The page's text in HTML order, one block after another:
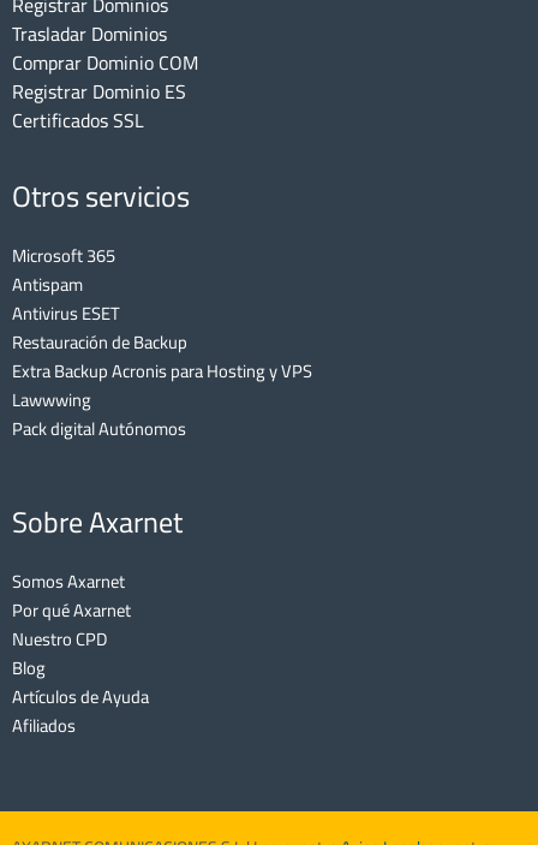
Trasladar Dominios
Comprar Dominio COM
Registrar Dominio ES
Certificados SSL
Otros servicios
Microsoft 365
Antispam
Antivirus ESET
Restauración de Backup
Extra Backup Acronis para Hosting y VPS
Lawwwing
Pack digital Autónomos
Sobre Axarnet
Somos Axarnet
Por qué Axarnet
Nuestro CPD
Blog
Artículos de Ayuda
Afiliados